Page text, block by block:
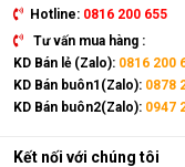
Công nghệ sấy diệt
áo
Samsung
99.9% vi khuẩn,
cách sử dụng nhiệt
hiệu suất hoạt động
ngứa ngáy, dị ứng,
Hotline: 0816 200 655
Tư vấn mua hàng :
KD Bán lẻ (Zalo): 0816 200
KD Bán buôn1(Zalo): 0878
KD Bán buôn2(Zalo): 0947
Kết nối với chúng tôi